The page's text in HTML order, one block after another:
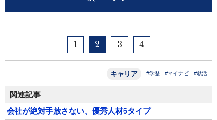
1 2 3 4
キャリア #学歴 #マイナビ #就活
関連記事
会社が絶対手放さない、優秀人材6タイプ